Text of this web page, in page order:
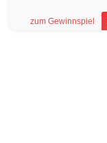
zum Gewinnspiel